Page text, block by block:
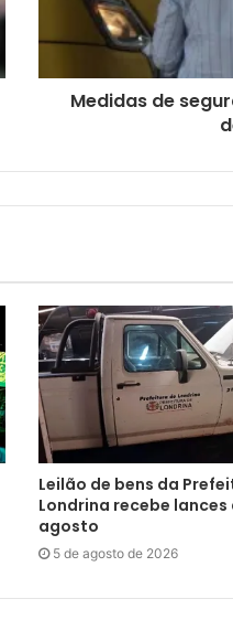
Medidas de
Leilão de bens da
Londrina recebe lances
agosto
5 de agosto de 2026